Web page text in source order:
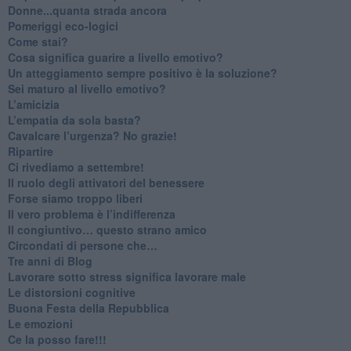
Donne...quanta strada ancora
​Pomeriggi eco-logici
​Come stai?
Cosa significa guarire a livello emotivo?
​Un atteggiamento sempre positivo è la soluzione?
​Sei maturo al livello emotivo?
​L’amicizia
​L’empatia da sola basta?
​Cavalcare l’urgenza? No grazie!
Ripartire
​Ci rivediamo a settembre!
​Il ruolo degli attivatori del benessere
​Forse siamo troppo liberi
​Il vero problema è l’indifferenza
​Il congiuntivo… questo strano amico
​Circondati di persone che…
​Tre anni di Blog
​Lavorare sotto stress significa lavorare male
​Le distorsioni cognitive
​Buona Festa della Repubblica
Le emozioni
​Ce la posso fare!!!